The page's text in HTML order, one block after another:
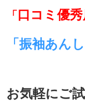
「 口コミ優秀
「振袖あん
お気軽にご